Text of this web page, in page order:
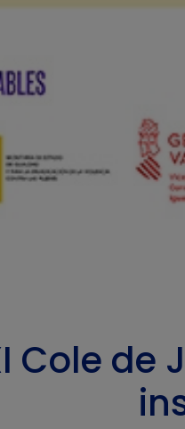
Cole de